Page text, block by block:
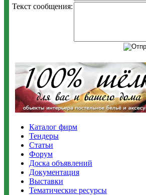
Текст сообщения:
Каталог фирм
Тендеры
Статьи
Форум
Доска объявлений
Документация
Выставки
Тематические ресурсы